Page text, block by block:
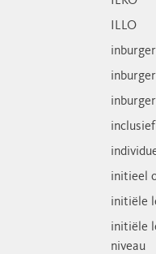
ILLO
initieel
initiële
initiële
niveau